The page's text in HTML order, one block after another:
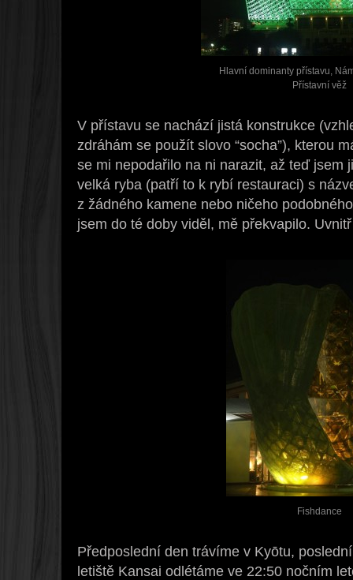
Hlavní dominanty přístavu,
Přístavní věž
V přístavu se nachází jistá konstrukce
zdráhám se použít slovo “socha”), kterou
se mi nepodařilo na ni narazit, až teď jsem
velká ryba (patří to k rybí restauraci) s
z žádného kamene nebo ničeho
jsem do té doby viděl, mě překvapilo.
Fishdance
Předposlední den trávíme v Kyōtu,
letiště Kansai odlétáme ve 22:50 nočním